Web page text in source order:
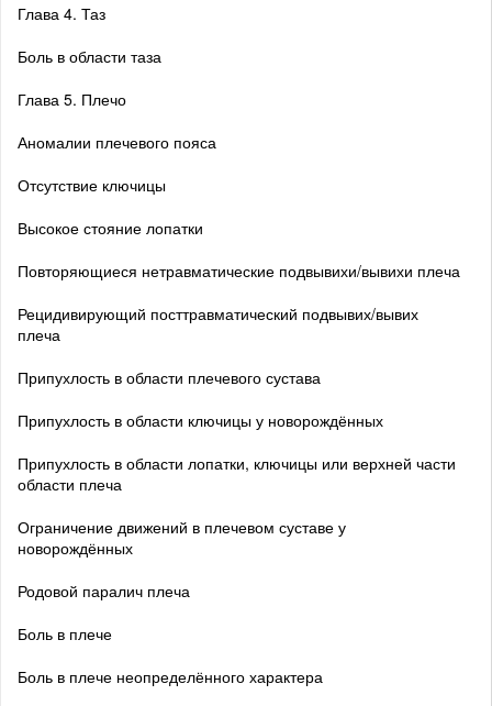
Глава 4. Таз
Боль в области таза
Глава 5. Плечо
Аномалии плечевого пояса
Отсутствие ключицы
Высокое стояние лопатки
Повторяющиеся нетравматические подвывихи/вывихи плеча
Рецидивирующий посттравматический подвывих/вывих
плеча
Припухлость в области плечевого сустава
Припухлость в области ключицы у новорождённых
Припухлость в области лопатки, ключицы или верхней части
области плеча
Ограничение движений в плечевом суставе у
новорождённых
Родовой паралич плеча
Боль в плече
Боль в плече неопределённого характера